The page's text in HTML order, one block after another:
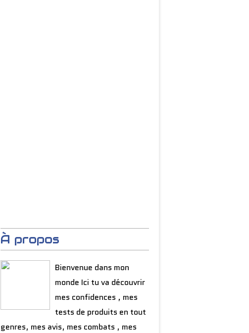
À propos
Bienvenue dans mon
monde Ici tu va découvrir
mes confidences , mes
tests de produits en tout
genres, mes avis, mes combats , mes